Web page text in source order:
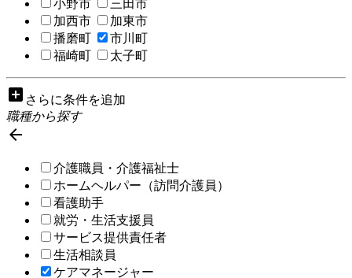
小野市
三田市
加西市
加東市
播磨町
市川町
福崎町
太子町
add_box さらに条件を追加
職種から探す

介護職員・介護福祉士
ホームヘルパー（訪問介護員）
看護助手
就労・生活支援員
サービス提供責任者
生活相談員
ケアマネージャー